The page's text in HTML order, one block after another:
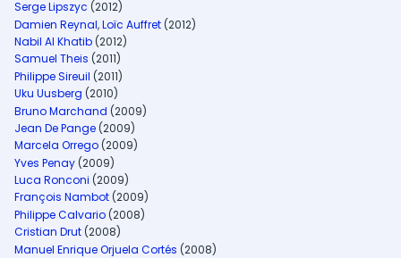
Serge Lipszyc (2012)
Damien Reynal,Loïc Auffret (2012)
Nabil Al Khatib (2012)
Samuel Theis (2011)
Philippe Sireuil (2011)
Uku Uusberg (2010)
Bruno Marchand (2009)
Jean De Pange (2009)
Marcela Orrego (2009)
Yves Penay (2009)
Luca Ronconi (2009)
François Nambot (2009)
Philippe Calvario (2008)
Cristian Drut (2008)
Manuel Enrique Orjuela Cortés (2008)